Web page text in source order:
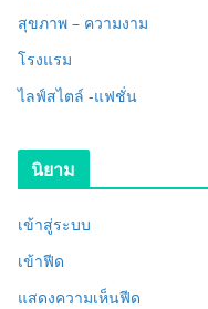
สุขภาพ – ความงาม
โรงแรม
ไลฟ์สไตล์ -แฟชั่น
นิยาม
เข้าสู่ระบบ
เข้าฟีด
แสดงความเห็นฟีด